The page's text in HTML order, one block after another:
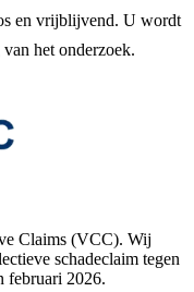
en vrijblijvend. U wordt
het onderzoek.
Claims (VCC). Wij
schadeclaim tegen
februari 2026.